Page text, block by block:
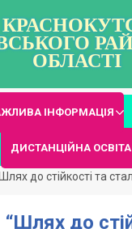
ОБЛАСТІ
ІНФОРМАЦІЯ
ДИСТАНЦІЙНА ОСВІТА
до стійкості та
до